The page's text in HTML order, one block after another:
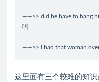
——>> did he have to bang
吗
——>> I had that woman
这里面有三个较难的知识